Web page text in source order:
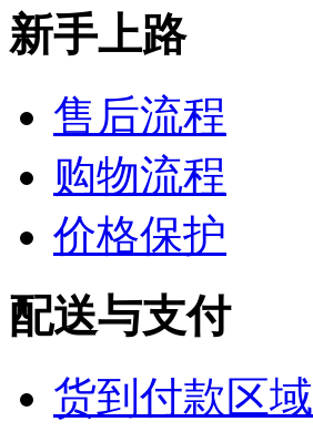
新手上路
售后流程
购物流程
价格保护
配送与支付
货到付款区域